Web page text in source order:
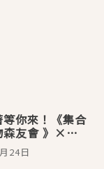
等你來！《集合
森友會 》×
生物互動展！人
索任務與原創
24日